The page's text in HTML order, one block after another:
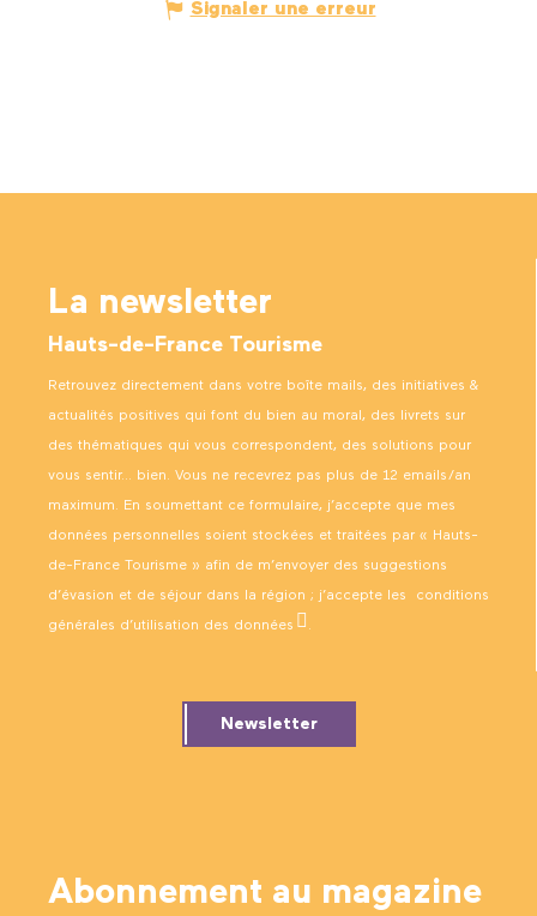
Signaler une erreur
La newsletter
Hauts-de-France Tourisme
Retrouvez directement dans votre boîte mails, des initiatives &
actualités positives qui font du bien au moral, des livrets sur
des thématiques qui vous correspondent, des solutions pour
vous sentir… bien. Vous ne recevrez pas plus de 12 emails/an
maximum. En soumettant ce formulaire, j’accepte que mes
données personnelles soient stockées et traitées par « Hauts-
de-France Tourisme » afin de m’envoyer des suggestions
d’évasion et de séjour dans la région ; j’accepte les conditions
générales d’utilisation des données .
Newsletter
Abonnement au magazine